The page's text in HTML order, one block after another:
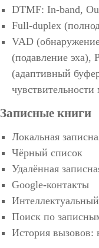
DTMF: In-band,
Full-duplex
VAD
(подавление эха),
(адаптивный
Записные книги
Локальная
Чёрный список
Удалённая
Google-контакты
Поиск по
История вызовов: